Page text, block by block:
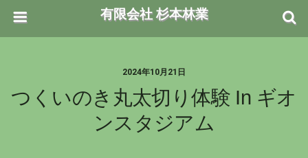
有限会社 杉本林業
2024年10月21日
つくいのき丸太切り体験 In ギオ
ンスタジアム